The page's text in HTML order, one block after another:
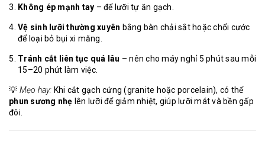
Không ép mạnh tay – để lưỡi tự ăn gạch.
Vệ sinh lưỡi thường xuyên bằng bàn chải sắt hoặc chổi cước
để loại bỏ bụi xi măng.
Tránh cắt liên tục quá lâu – nên cho máy nghỉ 5 phút sau mỗi
15–20 phút làm việc.
💡 Mẹo hay: Khi cắt gạch cứng (granite hoặc porcelain), có thể
phun sương nhẹ lên lưỡi để giảm nhiệt, giúp lưỡi mát và bền gấp
đôi.